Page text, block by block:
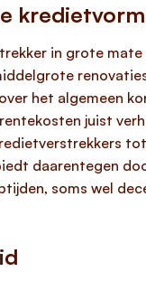
in grote
het algemeen
juist
daarentegen
soms wel